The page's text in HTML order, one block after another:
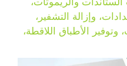
وإزالة التشفير،
الأطباق اللاقطة،